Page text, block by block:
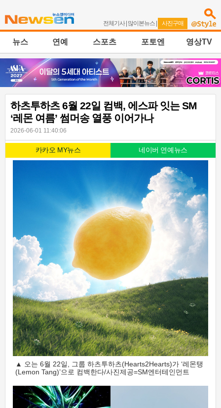
전체기사| 많이본뉴스 | 사진구매
뉴스 연예 스포츠 포토엔 영상TV
하츠투하츠 6월 22일 컴백, 에스파 잇는 SM
‘레몬 여름’ 썸머송 열풍 이어가나
2026-06-01 11:40:06
카카오 MY뉴스 네이버 연예뉴스
▲ 오는 6월 22일, 그룹 하츠투하츠(Hearts2Hearts)가 ‘레몬탱
(Lemon Tang)’으로 컴백한다/사진제공=SM엔터테인먼트